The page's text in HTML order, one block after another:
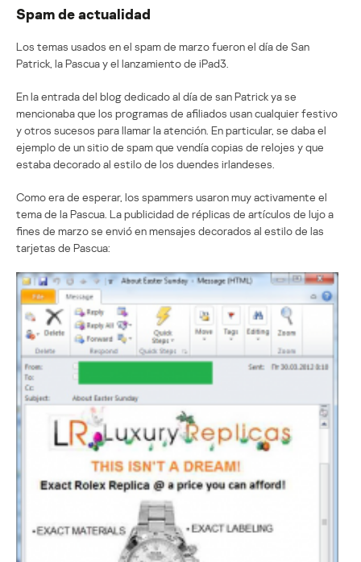
Spam de actualidad
Los temas usados en el spam de marzo fueron el día de San
Patrick, la Pascua y el lanzamiento de iPad3.
En la entrada del blog dedicado al día de san Patrick ya se
mencionaba que los programas de afiliados usan cualquier festivo
y otros sucesos para llamar la atención. En particular, se daba el
ejemplo de un sitio de spam que vendía copias de relojes y que
estaba decorado al estilo de los duendes irlandeses.
Como era de esperar, los spammers usaron muy activamente el
tema de la Pascua. La publicidad de réplicas de artículos de lujo a
fines de marzo se envió en mensajes decorados al estilo de las
tarjetas de Pascua: